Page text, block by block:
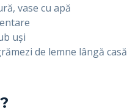
vase cu apă
uși
de lemne lângă casă